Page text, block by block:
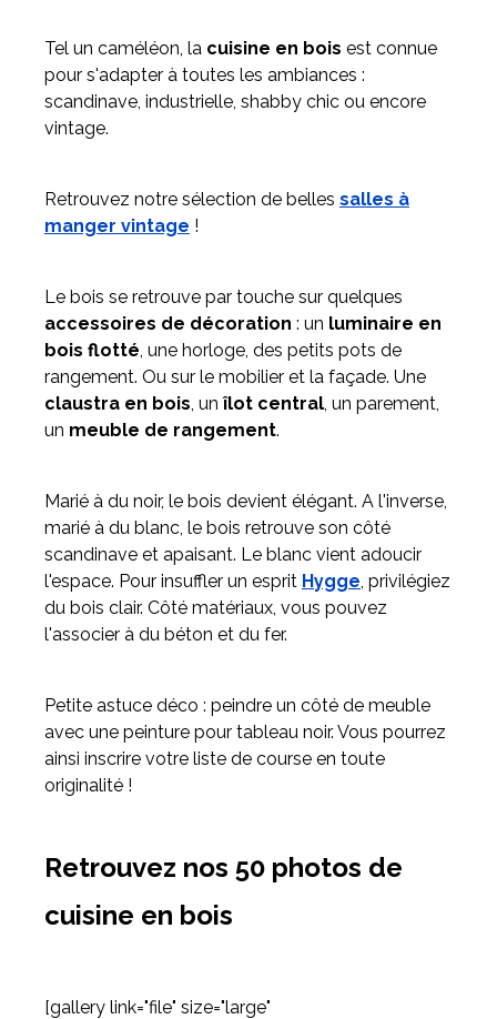
Tel un caméléon, la cuisine en bois est connue
pour s'adapter à toutes les ambiances :
scandinave, industrielle, shabby chic ou encore
vintage.
Retrouvez notre sélection de belles salles à
manger vintage !
Le bois se retrouve par touche sur quelques
accessoires de décoration : un luminaire en
bois flotté, une horloge, des petits pots de
rangement. Ou sur le mobilier et la façade. Une
claustra en bois, un îlot central, un parement,
un meuble de rangement.
Marié à du noir, le bois devient élégant. A l'inverse,
marié à du blanc, le bois retrouve son côté
scandinave et apaisant. Le blanc vient adoucir
l'espace. Pour insuffler un esprit Hygge, privilégiez
du bois clair. Côté matériaux, vous pouvez
l'associer à du béton et du fer.
Petite astuce déco : peindre un côté de meuble
avec une peinture pour tableau noir. Vous pourrez
ainsi inscrire votre liste de course en toute
originalité !
Retrouvez nos 50 photos de
cuisine en bois
[gallery link="file" size="large"